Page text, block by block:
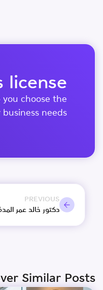
choose the
needs.
PREVIOUS
Similar Posts